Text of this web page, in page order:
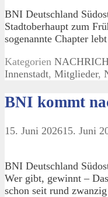
BNI Deutschland
Stadtoberhaupt zum
sogenannte Chapter
Kategorien
Innenstadt, Mitglieder,
BNI kommt
15. Juni 202615. Juni
BNI Deutschland
Wer gibt, gewinnt –
schon seit rund